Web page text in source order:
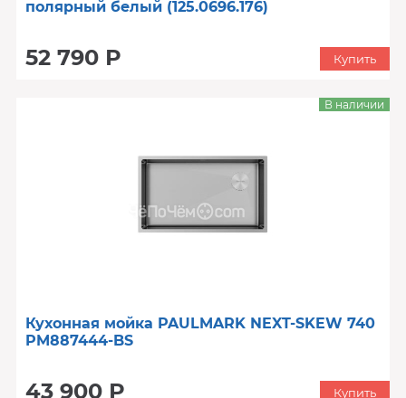
полярный белый (125.0696.176)
52 790 Р Купить
Кухонная мойка PAULMARK NEXT-SKEW 740
PM887444-BS
43 900 Р
В наличии
Купить